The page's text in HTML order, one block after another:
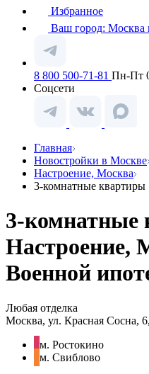
Избранное
Ваш город: Москва
8 800 500-71-81 Пн-Пт
Соцсети
Главная
Новостройки в Москве
Настроение, Москва
3-комнатные квартиры
3-
Настроение,
Военной
Любая отделка
Москва, ул. Красная Сосна,
м. Ростокино
м. Свиблово